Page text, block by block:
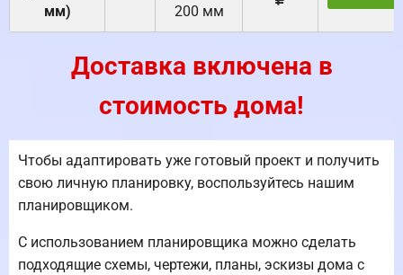
мм)
200 мм
Доставка включена в
стоимость дома!
Чтобы адаптировать уже готовый проект и получить
свою личную планировку, воспользуйтесь нашим
планировщиком.
С использованием планировщика можно сделать
подходящие схемы, чертежи, планы, эскизы дома с